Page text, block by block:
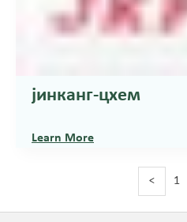
јинканг-цхем
Learn More
< 1